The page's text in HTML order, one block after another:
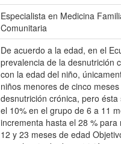
Especialista en Medicina
Comunitaria
De acuerdo a la edad, en el
prevalencia de la desnutrición
con la edad del niño,
niños menores de cinco
desnutrición crónica, pero ésta
el 10% en el grupo de 6 a 11
incrementa hasta el 28 % para
12 y 23 meses de edad